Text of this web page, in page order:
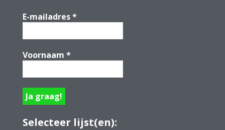
E-mailadres*
Voornaam *
Selecteer lijst(en):